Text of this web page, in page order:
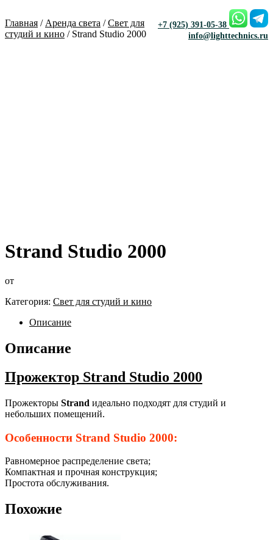
+7 (925) 391-05-38
info@lighttechnics.ru
Главная /Аренда света /Свет для
студий и кино / Strand Studio 2000
Strand Studio 2000
от
Категория: Свет для студий и кино
Описание
Описание
Прожектор Strand Studio 2000
Прожекторы Strand идеально подходят для студий и
небольших помещений.
Особенности Strand Studio 2000:
Равномерное распределение света;
Компактная и прочная конструкция;
Простота обслуживания.
Похожие